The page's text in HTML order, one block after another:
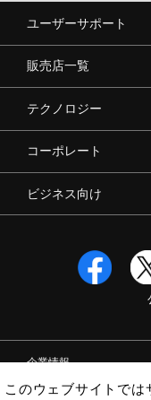
ユーザーサポート
販売店一覧
テクノロジー
コーポレート
ビジネス向け
企業情報
このウェブサイトで